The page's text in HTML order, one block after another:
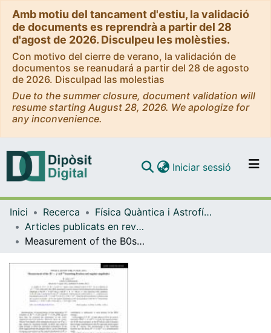
Amb motiu del tancament d'estiu, la validació
de documents es reprendrà a partir del 28
d'agost de 2026. Disculpeu les molèsties.
Con motivo del cierre de verano, la validación de
documentos se reanudará a partir del 28 de agosto
de 2026. Disculpad las molestias
Due to the summer closure, document validation will
resume starting August 28, 2026. We apologize for
any inconvenience.
Navega per tot el DD
Com publicar
Contacte
Iniciar sessió (current)
Inici Recerca
Física Quàntica i Astrofísica
Articles publicats en revistes (Física Quàntica i Astrofísica)
Measurement of the B0s→J/ψ¯¯¯¯K*0 branching fraction and angular amplitudes